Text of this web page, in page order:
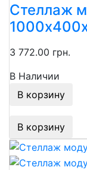
Стеллаж
3 772.00 грн.
В Наличии
В корзину
В корзину